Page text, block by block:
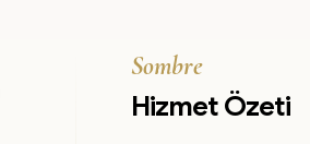
Sombre
Hizmet Özeti